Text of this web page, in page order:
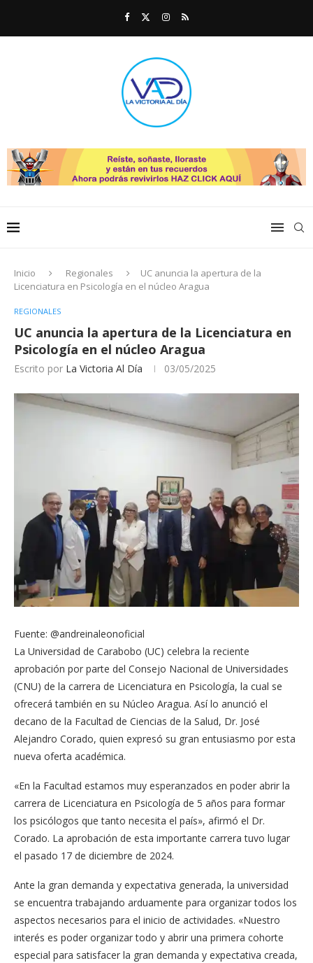
Inicio Regionales
UC anuncia la apertura de la
Licenciatura en Psicología en el núcleo Aragua
REGIONALES
UC anuncia la apertura de la Licenciatura en
Psicología en el núcleo Aragua
Escrito por La Victoria Al Día 03/05/2025
Fuente: @andreinaleonoficial
La Universidad de Carabobo (UC) celebra la reciente
aprobación por parte del Consejo Nacional de Universidades
(CNU) de la carrera de Licenciatura en Psicología, la cual se
ofrecerá también en su Núcleo Aragua. Así lo anunció el
decano de la Facultad de Ciencias de la Salud, Dr. José
Alejandro Corado, quien expresó su gran entusiasmo por esta
nueva oferta académica.
«En la Facultad estamos muy esperanzados en poder abrir la
carrera de Licenciatura en Psicología de 5 años para formar
los psicólogos que tanto necesita el país», afirmó el Dr.
Corado. La aprobación de esta importante carrera tuvo lugar
el pasado 17 de diciembre de 2024.
Ante la gran demanda y expectativa generada, la universidad
se encuentra trabajando arduamente para organizar todos los
aspectos necesarios para el inicio de actividades. «Nuestro
interés es poder organizar todo y abrir una primera cohorte
especial para satisfacer la gran demanda y expectativa creada,